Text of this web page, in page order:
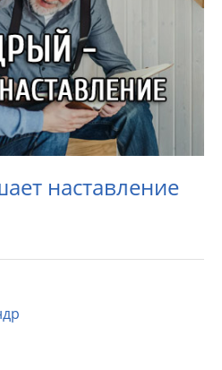
наставление